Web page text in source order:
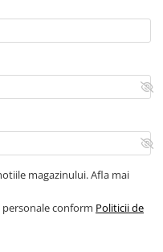
magazinului. Afla mai
conform Politicii de